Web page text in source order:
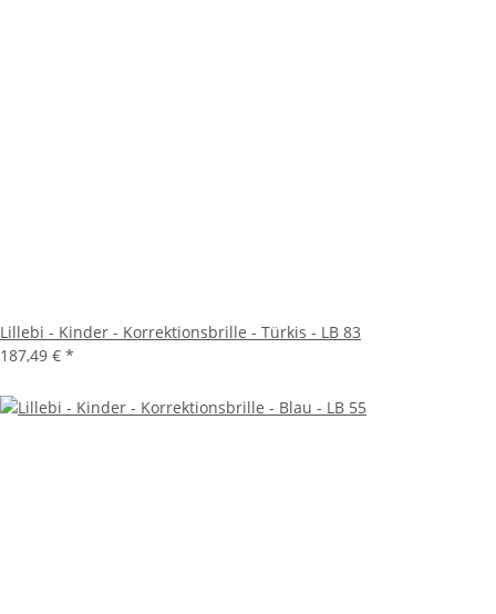
Lillebi - Kinder - Korrektionsbrille - Türkis - LB 83
187,49 € *